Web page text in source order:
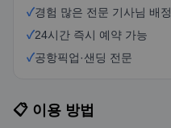
✓경험 많은 전문 기사님 배정
✓24시간 즉시 예약 가능
✓공항픽업·샌딩 전문
📋 이용 방법